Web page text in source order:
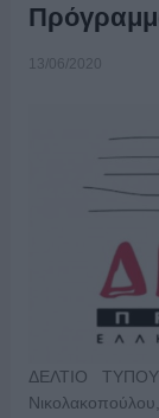
13/06/2020
ΔΕΛΤΙΟ ΤΥΠΟΥ